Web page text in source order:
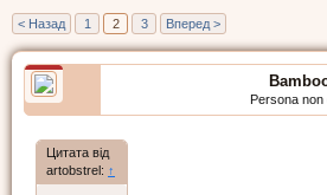
< Назад 1 2 3 Вперед >
Persona non
Цитата від
artobstrel: ↑